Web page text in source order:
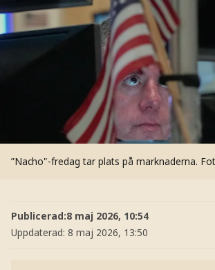
”Nacho"-fredag tar plats på marknaderna.
Publicerad:8 maj 2026, 10:54
Uppdaterad: 8 maj 2026, 13:50